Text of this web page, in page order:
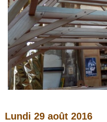
Lundi 29 août 2016